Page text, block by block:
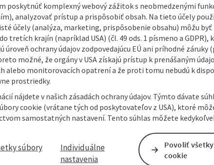
area´s diverse mixture of gently rolling foothills,
accommodates rare plants and animals, some of
...
poskytnúť komplexný webový zážitok s neobmedzenými
analyzovať prístup a prispôsobiť obsah. Na tieto účely
účely (analýza, marketing, prispôsobenie obsahu) môžu byť
tretích krajín (napríklad USA) (čl. 49 ods. 1 písmeno a GDPR),
úroveň ochrany údajov zodpovedajúcu EÚ ani príhodné záruky
možné, že orgány v USA získajú prístup k prenášaným
alebo monitorovacích opatrení a že proti tomu nebudú k
prostriedky.
nájdete v našich zásadách ochrany údajov. Týmto dávate
cookie (vrátane tých od poskytovateľov z USA), ktoré
samostatných nastavení. Tento súhlas môžete
súbory
Individuálne
nastavenia
Povoliť
cookie